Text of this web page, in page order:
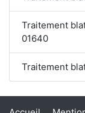
Traitement
01640
Traitement